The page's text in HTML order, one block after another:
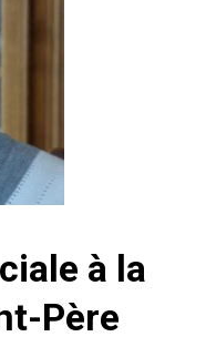
à la
Père